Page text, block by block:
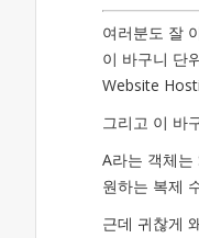
여러분도 잘
이 바구니 단
Website
그리고 이 바
A라는 객체
원하는 복제
근데 귀찮게